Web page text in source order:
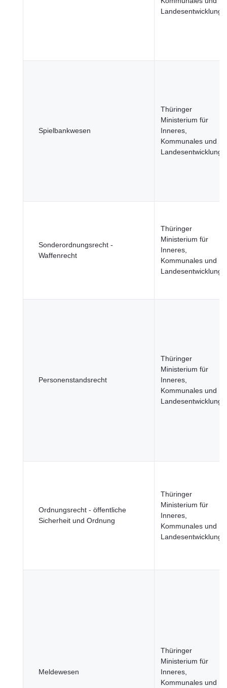
Landesentwicklung
Spielbankwesen
Thüringer
Ministerium für
Inneres,
Kommunales und
Landesentwicklung
Sonderordnungsrecht -
Waffenrecht
Thüringer
Ministerium für
Inneres,
Kommunales und
Landesentwicklung
Personenstandsrecht
Thüringer
Ministerium für
Inneres,
Kommunales und
Landesentwicklung
Ordnungsrecht - öffentliche
Sicherheit und Ordnung
Thüringer
Ministerium für
Inneres,
Kommunales und
Landesentwicklung
Meldewesen
Thüringer
Ministerium für
Inneres,
Kommunales und